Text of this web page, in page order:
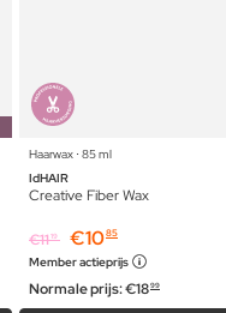
Haarwax ⋅ 85 ml
IdHAIR
Creative Fiber Wax
€1119 €1085
Member actieprijs
Normale prijs:€1899